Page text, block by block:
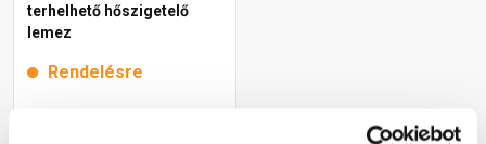
terhelhető hőszigetelő
lemez
Rendelésre